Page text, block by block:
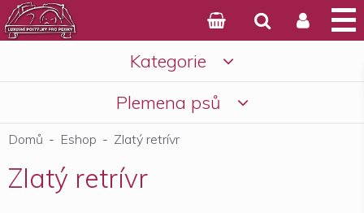

Košík


Kategorie

Plemena psů

Domů - Eshop - Zlatý retrívr
Zlatý retrívr